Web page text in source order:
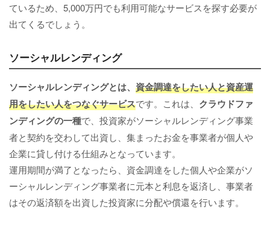
ているため、5,000万円でも利用可能なサービスを探す必要が
出てくるでしょう。
ソーシャルレンディング
ソーシャルレンディングとは、 資金調達をしたい人と資産運
用をしたい人をつなぐサービスです。これは、 クラウドファ
ンディングの一種で、投資家がソーシャルレンディング事業
者と契約を交わして出資し、集まったお金を事業者が個人や
企業に貸し付ける仕組みとなっています。
運用期間が満了となったら、資金調達をした個人や企業がソ
ーシャルレンディング事業者に元本と利息を返済し、事業者
はその返済額を出資した投資家に分配や償還を行います。